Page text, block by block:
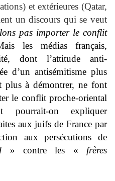
et extérieures (Qatar,
un discours qui se veut
pas importer le conflit
les médias français,
dont l’attitude anti-
d’un antisémitisme plus
plus à démontrer, ne font
le conflit proche-oriental
pourrait-on expliquer
aux juifs de France par
aux persécutions de
» contre les « frères